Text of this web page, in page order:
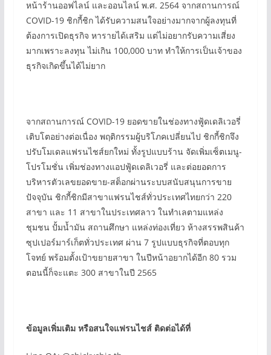
หน้าร้านออฟไลน์ และออนไลน์ พ.ศ. 2564 จากสถานการณ์
COVID-19 ชิกกี้ชิก ได้รับความสนใจอย่างมากจากผู้ลงทุนที่
ต้องการเปิดธุรกิจ หารายได้เสริม แต่ไม่อยากรับความเสี่ยง
มากเพราะลงทุน ไม่เกิน 100,000 บาท ทำให้การเป็นเจ้าของ
ธุรกิจเกิดขึ้นได้ไม่ยาก
จากสถานการณ์ COVID-19 ยอดขายในช่องทางฟู้ดเดลิเวอรี่
เติบโตอย่างต่อเนื่อง พฤติกรรมผู้บริโภคเปลี่ยนไป ชิกกี้ชิกจึง
ปรับโมเดลแฟรนไชส์ยกใหม่ ทั้งรูปแบบร้าน จัดเพิ่มเซ็ตเมนู-
โปรโมชั่น เพิ่มช่องทางแอปฟู้ดเดลิเวอรี่ และต่อยอดการ
บริหารตัวเลขยอดขาย-สต็อกผ่านระบบสนับสนุนการขาย
ปัจจุบัน ชิกกี้ชิกมีสาขาแฟรนไชส์ทั่วประเทศไทยกว่า 220
สาขา และ 11 สาขาในประเทศลาว ในทำเลตามแหล่ง
ชุมชน ปั้มน้ำมัน สถานศึกษา แหล่งท่องเที่ยว ห้างสรรพสินค้า
ซุปเปอร์มาร์เก็ตทั่วประเทศ ผ่าน 7 รูปแบบธุรกิจที่ตอบทุก
โจทย์ พร้อมตั้งเป้าขยายสาขา ในปีหน้าอยากได้อีก 80 รวม
ตอนนี้ก็จะแตะ 300 สาขาในปี 2565
ข้อมูลเพิ่มเติม หรือสนใจแฟรนไชส์ ติดต่อได้ที่